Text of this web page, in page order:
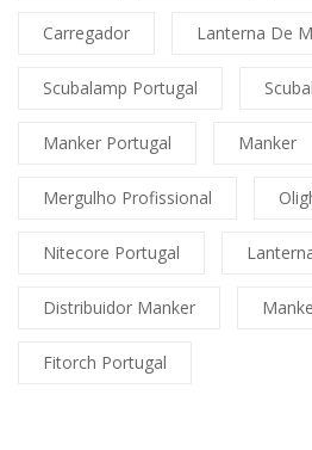
Carregador Lanterna De
Scubalamp Portugal
Manker Portugal Manker
Mergulho Profissional
Nitecore Portugal
Distribuidor Manker
Fitorch Portugal